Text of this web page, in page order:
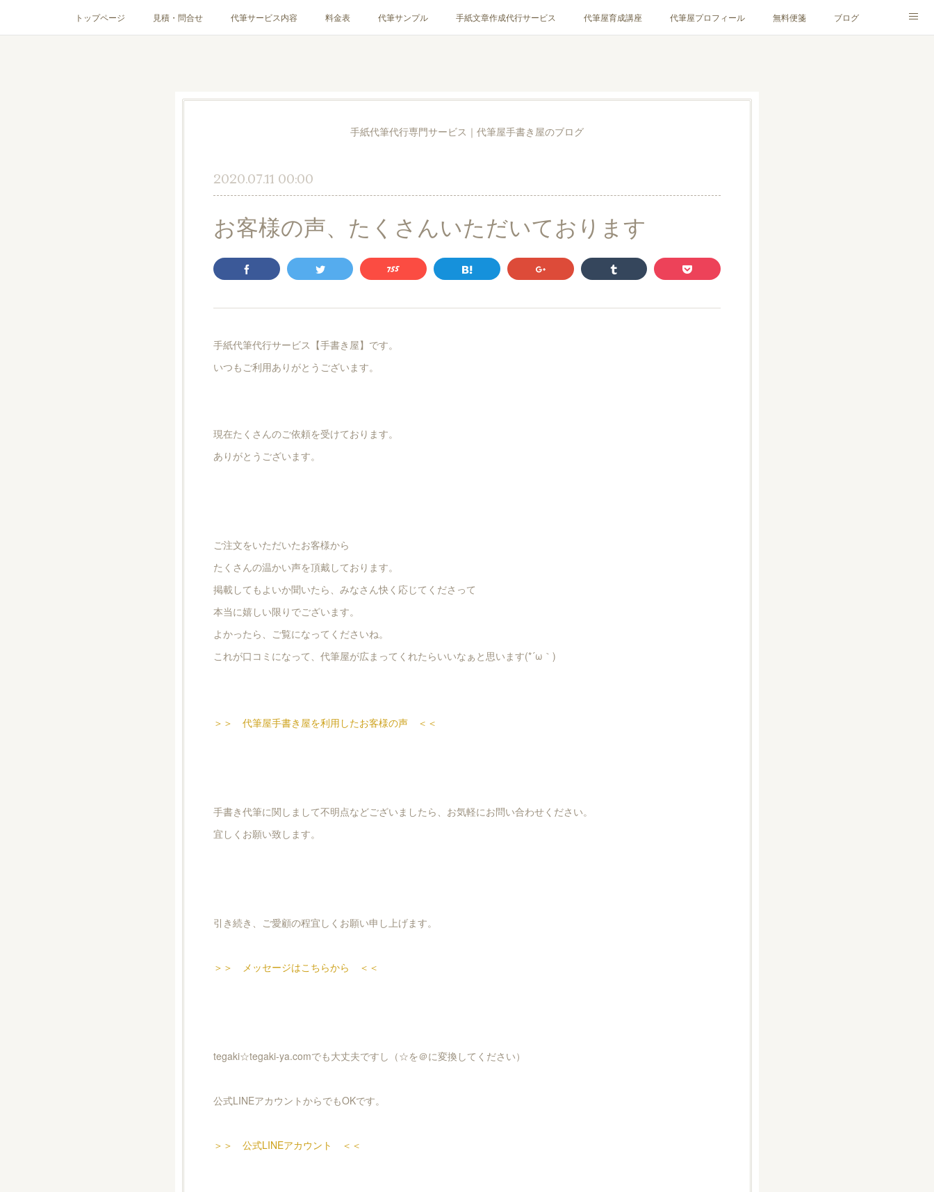
トップページ 見積・問合せ 代筆サービス内容 料金表 代筆サンプル 手紙文章作成代行サービス 代筆屋育成講座 代筆屋プロフィール 無料便箋 ブログ
手紙代筆代行専門サービス｜代筆屋手書き屋のブログ
2020.07.11 00:00
お客様の声、たくさんいただいております
手紙代筆代行サービス【手書き屋】です。
いつもご利用ありがとうございます。
現在たくさんのご依頼を受けております。
ありがとうございます。
ご注文をいただいたお客様から
たくさんの温かい声を頂戴しております。
掲載してもよいか聞いたら、みなさん快く応じてくださって
本当に嬉しい限りでございます。
よかったら、ご覧になってくださいね。
これが口コミになって、代筆屋が広まってくれたらいいなぁと思います(*´ω｀)
＞＞ 代筆屋手書き屋を利用したお客様の声 ＜＜
手書き代筆に関しまして不明点などございましたら、お気軽にお問い合わせください。
宜しくお願い致します。
引き続き、ご愛顧の程宜しくお願い申し上げます。
＞＞ メッセージはこちらから ＜＜
tegaki☆tegaki-ya.comでも大丈夫ですし（☆を＠に変換してください）
公式LINEアカウントからでもOKです。
＞＞ 公式LINEアカウント ＜＜